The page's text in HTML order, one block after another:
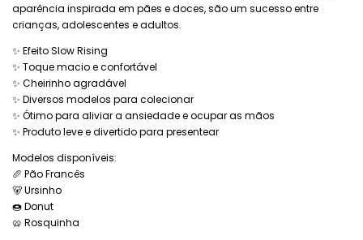
aparência inspirada em pães e doces, são um sucesso entre
crianças, adolescentes e adultos.
✨ Efeito Slow Rising
✨ Toque macio e confortável
✨ Cheirinho agradável
✨ Diversos modelos para colecionar
✨ Ótimo para aliviar a ansiedade e ocupar as mãos
✨ Produto leve e divertido para presentear
Modelos disponíveis:
🥖 Pão Francês
🐻 Ursinho
🍩 Donut
🥨 Rosquinha